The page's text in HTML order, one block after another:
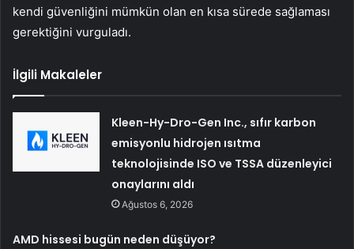
kendi güvenliğini mümkün olan en kısa sürede sağlaması
gerektiğini vurguladı.
İlgili Makaleler
Kleen-Hy-Dro-Gen Inc., sıfır karbon
emisyonlu hidrojen ısıtma
teknolojisinde ISO ve TSSA düzenleyici
onaylarını aldı
Ağustos 6, 2026
AMD hissesi bugün neden düşüyor?